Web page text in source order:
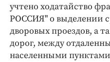
учтено ходатайство
РОССИЯ" о выделении
дворовых проездов, а
дорог, между
населенными